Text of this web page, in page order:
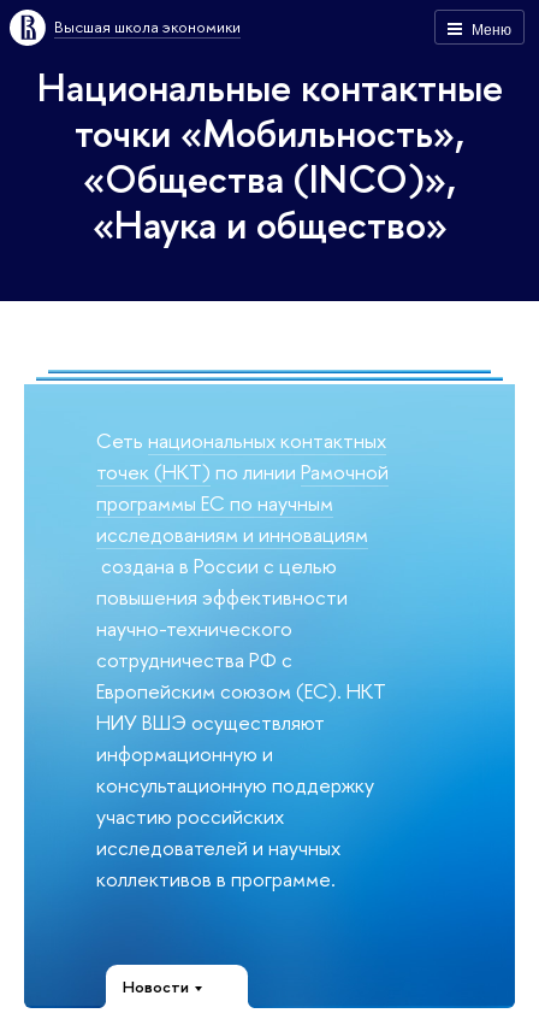
Меню
Высшая школа экономики
Национальные контактные
точки «Мобильность»,
«Общества (INCO)»,
«Наука и общество»
Cеть национальных контактных
точек (НКТ) по линии Рамочной
программы ЕС по научным
исследованиям и инновациям
создана в России с целью
повышения эффективности
научно-технического
сотрудничества РФ с
Европейским союзом (ЕС). НКТ
НИУ ВШЭ осуществляют
информационную и
консультационную поддержку
участию российских
исследователей и научных
коллективов в программе.
Новости